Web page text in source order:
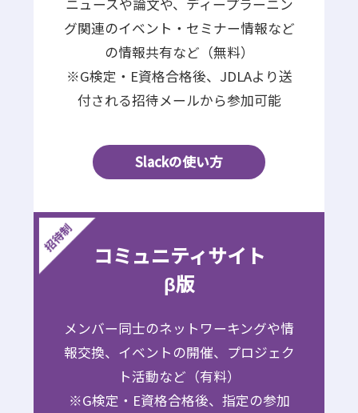
ニュースや論文や、ディープラーニン
グ関連のイベント・セミナー情報など
の情報共有など（無料）
※G検定・E資格合格後、JDLAより送
付される招待メールから参加可能
Slackの使い方
コミュニティサイト
β版
メンバー同士のネットワーキングや情
報交換、イベントの開催、プロジェク
ト活動など（有料）
※G検定・E資格合格後、指定の参加